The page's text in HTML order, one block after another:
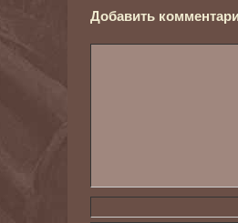
Добавить